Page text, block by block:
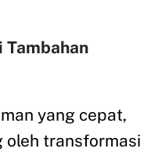
Tambahan
yang cepat,
oleh transformasi